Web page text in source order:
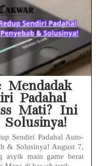
Mendadak
Padahal
Mati? Ini
Sendiri Padahal Auto-
& Solusinya! August 7,
asyik main game berat